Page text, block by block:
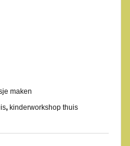
maken
, kinderworkshop thuis